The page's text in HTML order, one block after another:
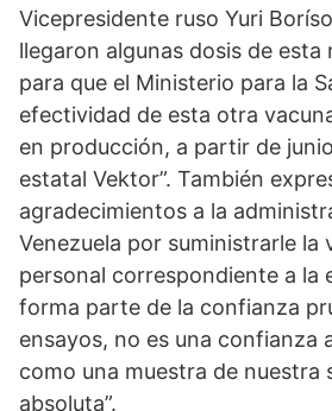
Vicepresidente ruso Yuri
llegaron algunas dosis de esta
para que el Ministerio para la
efectividad de esta otra
en producción, a partir de
estatal Vektor”. También
agradecimientos a la
Venezuela por suministrarle la
personal correspondiente a la
forma parte de la confianza
ensayos, no es una confianza
como una muestra de nuestra
absoluta”.